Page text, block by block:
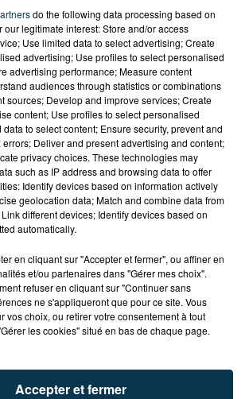
4h23
4h23
do the following data processing based on
our legitimate interest: Store and/or access
Use limited data to select advertising; Create
advertising; Use profiles to select personalised
advertising performance; Measure content
audiences through statistics or combinations
sources; Develop and improve services; Create
content; Use profiles to select personalised
to select content; Ensure security, prevent and
errors; Deliver and present advertising and content;
privacy choices. These technologies may
such as IP address and browsing data to offer
Identify devices based on information actively
geolocation data; Match and combine data from
different devices; Identify devices based on
automatically.
en cliquant sur "Accepter et fermer", ou affiner en
et/ou partenaires dans "Gérer mes choix".
refuser en cliquant sur "Continuer sans
ne s'appliqueront que pour ce site. Vous
vos choix, ou retirer votre consentement à tout
les cookies" situé en bas de chaque page.
Accepter et fermer